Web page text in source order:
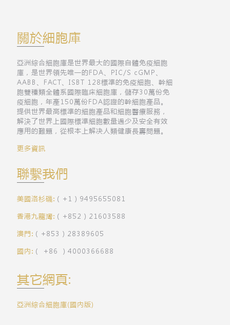
關於細胞庫
亞洲綜合細胞庫是世界最大的國際自體免疫細胞
庫，是世界領先唯一的FDA、PIC/S cGMP、
AABB、FACT、ISBT 128標準的免疫細胞、幹細
胞雙種類全體系國際臨床細胞庫，儲存30萬份免
疫細胞，年產150萬份FDA認證的幹細胞產品。
提供世界最高標準的細胞產品和細胞醫療服務，
解決了世界上國際標準細胞數量過少及安全有效
應用的難題，從根本上解决人類健康長壽問題。
更多資訊
聯繫我們
美國洛杉磯: （+1）9495655081
香港九龍灣: （+852）21603588
澳門: （+853）28389605
國內: （ +86 ）4000366688
其它網頁:
亞洲綜合細胞庫(國內版)